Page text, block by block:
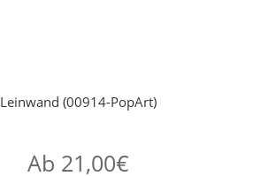
Leinwand (00914-PopArt)
Ab 21,00€